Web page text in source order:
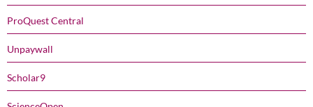
ProQuest Central
Unpaywall
Scholar9